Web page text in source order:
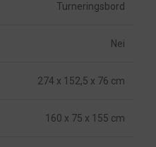
Turneringsbord
Nei
274 x 152,5 x 76 cm
160 x 75 x 155 cm